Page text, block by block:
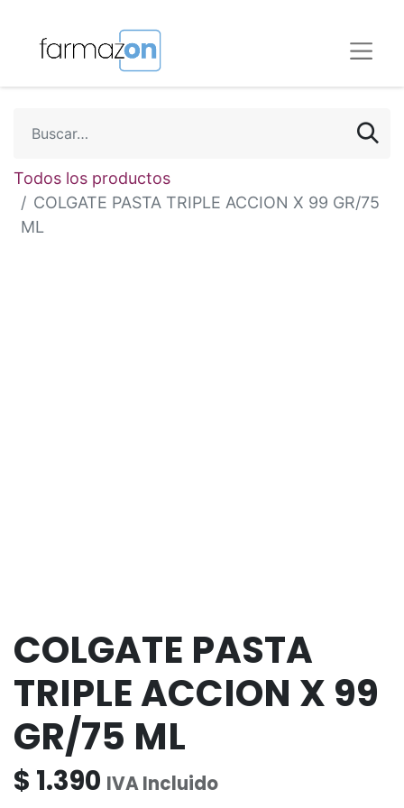
Todos los productos
COLGATE PASTA TRIPLE ACCION X 99 GR/75
ML
COLGATE PASTA
TRIPLE ACCION X 99
GR/75 ML
$ 1.390 IVA Incluido